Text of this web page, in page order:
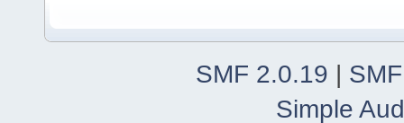
SMF 2.0.19 |
Simple